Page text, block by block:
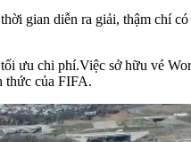
gian diễn ra giải, thậm chí
ưu chi phí.Việc sở hữu vé
thức của FIFA.